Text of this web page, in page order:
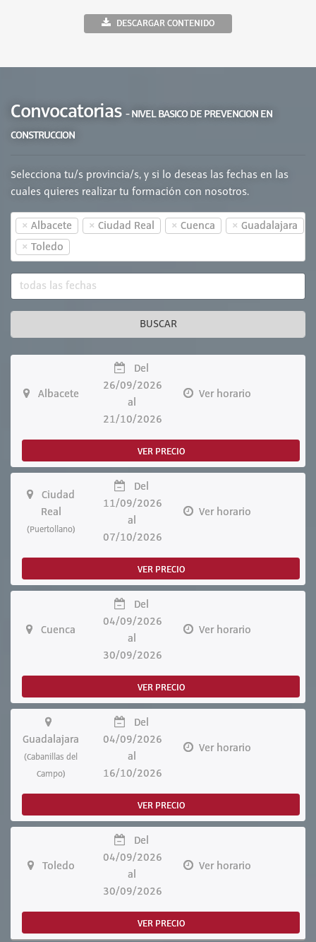
DESCARGAR CONTENIDO
Convocatorias - NIVEL BASICO DE PREVENCION EN
CONSTRUCCION
Selecciona tu/s provincia/s, y si lo deseas las fechas en las
cuales quieres realizar tu formación con nosotros.
× Albacete × Ciudad Real × Cuenca × Guadalajara
× Toledo
BUSCAR
Albacete
Del
26/09/2026
al
21/10/2026
Ver horario
VER PRECIO
Ciudad
Real
(Puertollano)
Del
11/09/2026
al
07/10/2026
Ver horario
VER PRECIO
Cuenca
Del
04/09/2026
al
30/09/2026
Ver horario
VER PRECIO
Guadalajara
(Cabanillas del
Campo)
Del
04/09/2026
al
16/10/2026
Ver horario
VER PRECIO
Toledo
Del
04/09/2026
al
30/09/2026
Ver horario
VER PRECIO